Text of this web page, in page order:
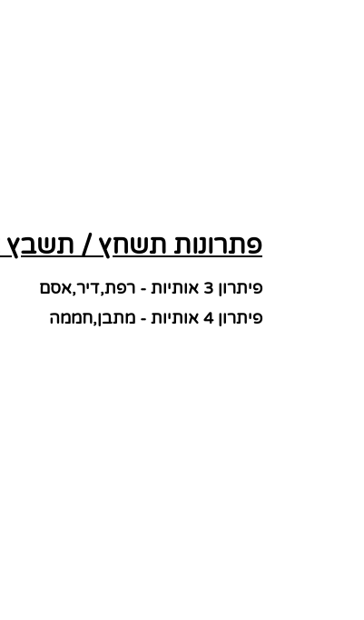
פתרונות תשחץ / תשבץ
פיתרון 3 אותיות - רפת,דיר,אסם
פיתרון 4 אותיות - מתבן,חממה